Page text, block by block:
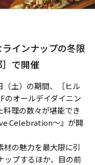
インナップの冬限
で開催
（土）の期間、［ヒル
のオールデイダイニン
理の数々が堪能でき
Celebration～』が開
の魅力を最大限に引
ップするほか、目の前